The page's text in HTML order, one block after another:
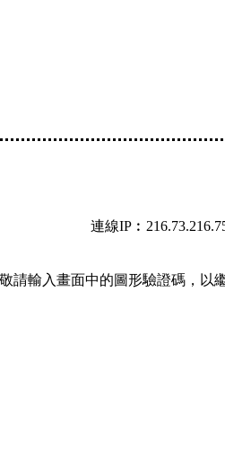
連線
請輸入畫面中的圖形驗證碼，以